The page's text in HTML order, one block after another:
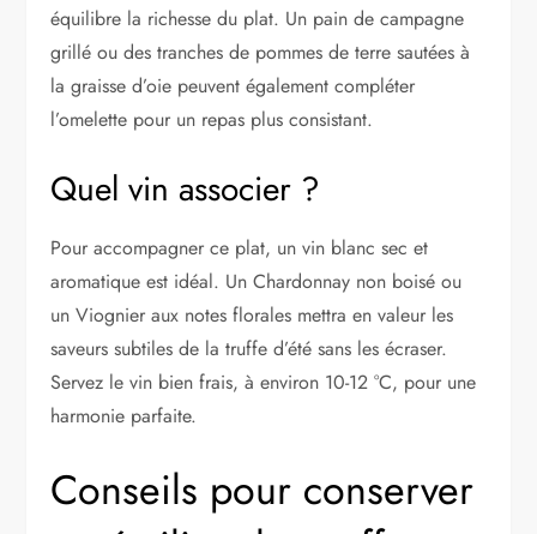
équilibre la richesse du plat. Un pain de campagne
grillé ou des tranches de pommes de terre sautées à
la graisse d’oie peuvent également compléter
l’omelette pour un repas plus consistant.
Quel vin associer ?
Pour accompagner ce plat, un vin blanc sec et
aromatique est idéal. Un Chardonnay non boisé ou
un Viognier aux notes florales mettra en valeur les
saveurs subtiles de la truffe d’été sans les écraser.
Servez le vin bien frais, à environ 10-12 °C, pour une
harmonie parfaite.
Conseils pour conserver